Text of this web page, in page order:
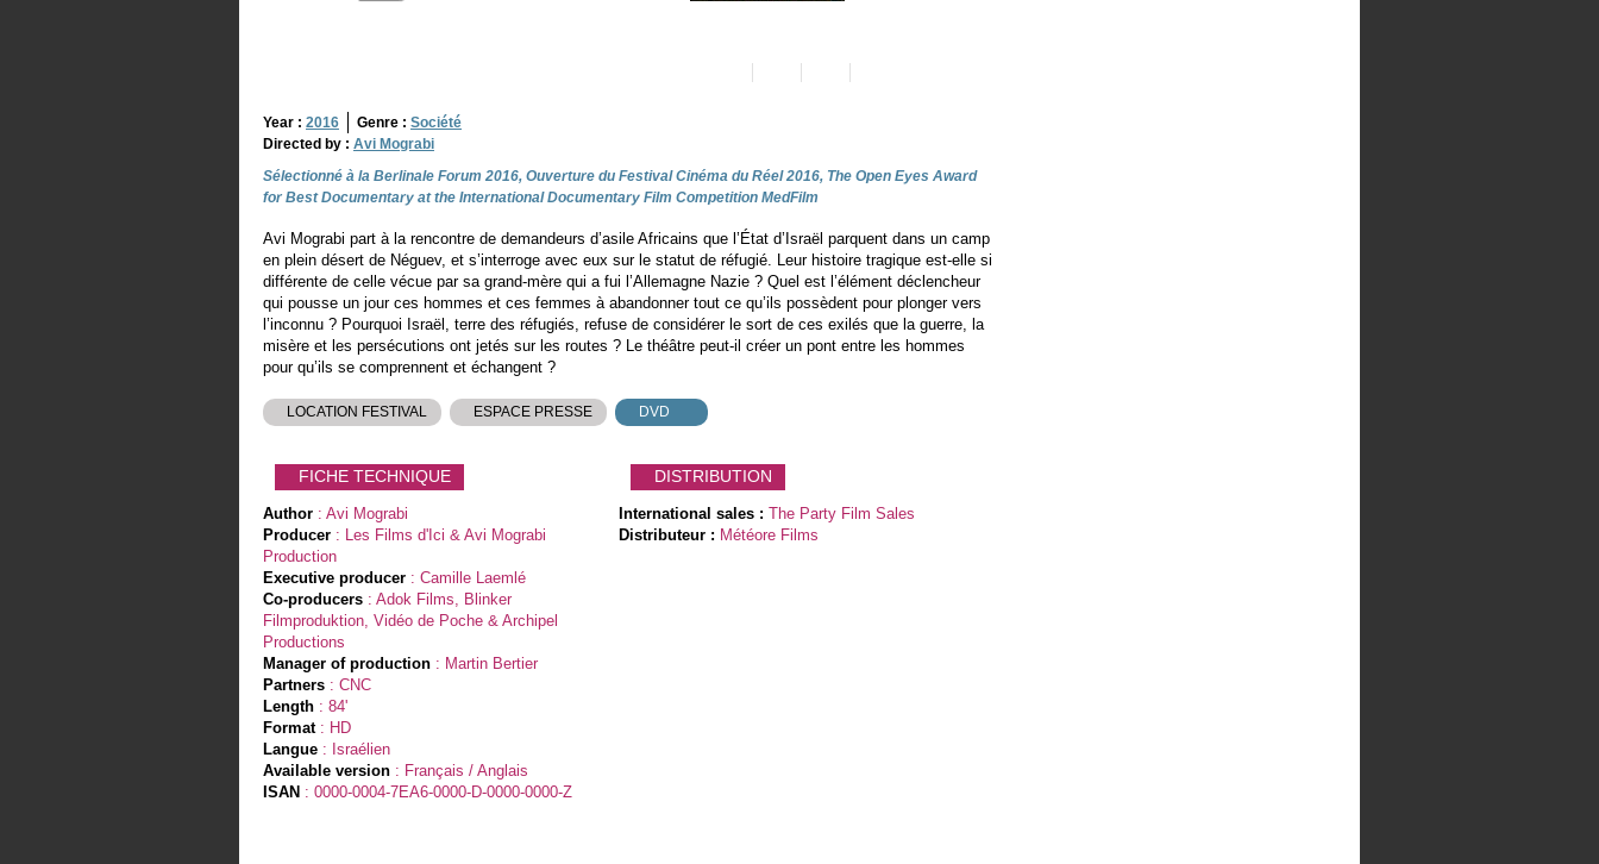
Year : 2016 Genre : Société
Directed by : Avi Mograbi
Sélectionné à la Berlinale Forum 2016, Ouverture du Festival Cinéma du Réel 2016, The Open Eyes Award
for Best Documentary at the International Documentary Film Competition MedFilm
Avi Mograbi part à la rencontre de demandeurs d’asile Africains que l’État d’Israël parquent dans un camp
en plein désert de Néguev, et s’interroge avec eux sur le statut de réfugié. Leur histoire tragique est-elle si
différente de celle vécue par sa grand-mère qui a fui l’Allemagne Nazie ? Quel est l’élément déclencheur
qui pousse un jour ces hommes et ces femmes à abandonner tout ce qu’ils possèdent pour plonger vers
l’inconnu ? Pourquoi Israël, terre des réfugiés, refuse de considérer le sort de ces exilés que la guerre, la
misère et les persécutions ont jetés sur les routes ? Le théâtre peut-il créer un pont entre les hommes
pour qu’ils se comprennent et échangent ?
LOCATION FESTIVAL ESPACE PRESSE DVD
FICHE TECHNIQUE
Author : Avi Mograbi
Producer : Les Films d'Ici & Avi Mograbi
Production
Executive producer : Camille Laemlé
Co-producers : Adok Films, Blinker
Filmproduktion, Vidéo de Poche & Archipel
Productions
Manager of production : Martin Bertier
Partners : CNC
Length : 84'
Format: HD
Langue : Israélien
Available version : Français / Anglais
ISAN : 0000-0004-7EA6-0000-D-0000-0000-Z
DISTRIBUTION
International sales : The Party Film Sales
Distributeur : Météore Films